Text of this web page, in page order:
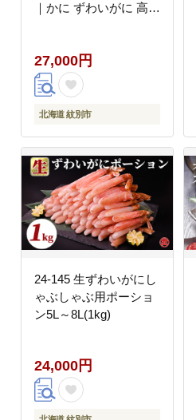
｜かに ずわいがに 高品
27,000円
北海道 紋別市
24-145 生ずわいがにし
ゃぶしゃぶ用ポーショ
ン5L～8L(1kg)
24,000円